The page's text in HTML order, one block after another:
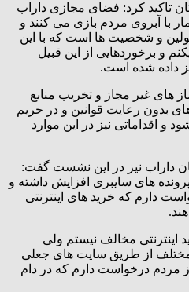
تاکید کرد: فضای مجازی داراب
با آبروی مردم بازی می کنند و
و شخصیت ها است که با این
و برخوردهایی از این قبیل
داده شده است.
غیر مجاز و تخریب منابع
بدون رعایت قوانین و در حریم
و اقداماتی نیز در این موارد
داراب نیز در این نشست گفت:
های سایبری افزایش داشته و
دارم که خرید های اینترنتی
اینترنتی مخالف نیستم ولی
مختلف از طریق سایت های جعلی
مردم درخواست دارم که در دام